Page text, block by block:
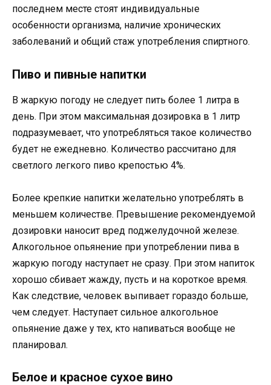
последнем месте стоят индивидуальные
особенности организма, наличие хронических
заболеваний и общий стаж употребления спиртного.
Пиво и пивные напитки
В жаркую погоду не следует пить более 1 литра в
день. При этом максимальная дозировка в 1 литр
подразумевает, что употребляться такое количество
будет не ежедневно. Количество рассчитано для
светлого легкого пиво крепостью 4%.
Более крепкие напитки желательно употреблять в
меньшем количестве. Превышение рекомендуемой
дозировки наносит вред поджелудочной железе.
Алкогольное опьянение при употреблении пива в
жаркую погоду наступает не сразу. При этом напиток
хорошо сбивает жажду, пусть и на короткое время.
Как следствие, человек выпивает гораздо больше,
чем следует. Наступает сильное алкогольное
опьянение даже у тех, кто напиваться вообще не
планировал.
Белое и красное сухое вино